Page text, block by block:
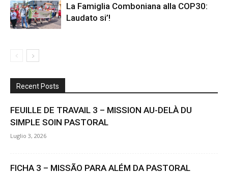
La Famiglia Comboniana alla COP30:
Laudato si’!
Recent Posts
FEUILLE DE TRAVAIL 3 – MISSION AU-DELÀ DU
SIMPLE SOIN PASTORAL
Luglio 3, 2026
FICHA 3 – MISSÃO PARA ALÉM DA PASTORAL